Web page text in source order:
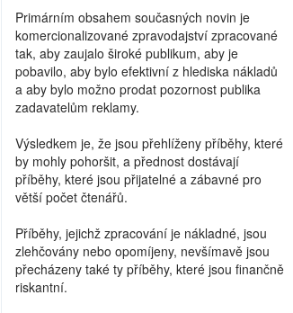
Primárním obsahem současných novin je
komercionalizované zpravodajství zpracované
tak, aby zaujalo široké publikum, aby je
pobavilo, aby bylo efektivní z hlediska nákladů
a aby bylo možno prodat pozornost publika
zadavatelům reklamy.
Výsledkem je, že jsou přehlíženy příběhy, které
by mohly pohoršit, a přednost dostávají
příběhy, které jsou přijatelné a zábavné pro
větší počet čtenářů.
Příběhy, jejichž zpracování je nákladné, jsou
zlehčovány nebo opomíjeny, nevšímavě jsou
přecházeny také ty příběhy, které jsou finančně
riskantní.